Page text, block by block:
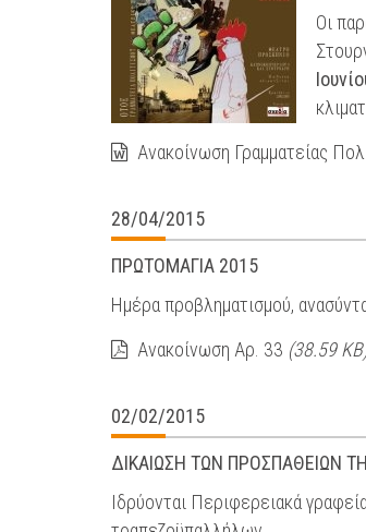
Οι
Ανακοίνωση Γραμματείας
28/04/2015
ΠΡΩΤΟΜΑΓΙΑ 2015
Ημέρα προβληματισμού,
Ανακοίνωση Αρ. 33 (38.59
02/02/2015
ΔΙΚΑΙΩΣΗ ΤΩΝ ΠΡΟΣΠΑΘΕΙΩΝ
Ιδρύονται Περιφερειακά